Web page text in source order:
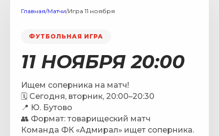
Главная/Матчи/Игра 11 ноября
ФУТБОЛЬНАЯ ИГРА
11 НОЯБРЯ 20:00
Ищем соперника на матч!
🗓 Сегодня, вторник, 20:00–20:30
📍 Ю. Бутово
👥 Формат: товарищеский матч
Команда ФК «Адмирал» ищет соперника.